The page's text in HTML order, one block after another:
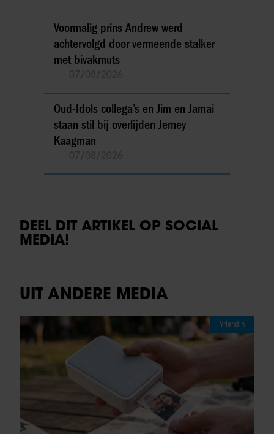
Voormalig prins Andrew werd
achtervolgd door vermeende stalker
met bivakmuts
Oud-Idols collega’s en Jim en Jamai
staan stil bij overlijden Jerney
Kaagman
DEEL DIT ARTIKEL OP SOCIAL
MEDIA!
UIT ANDERE MEDIA
Vriendin